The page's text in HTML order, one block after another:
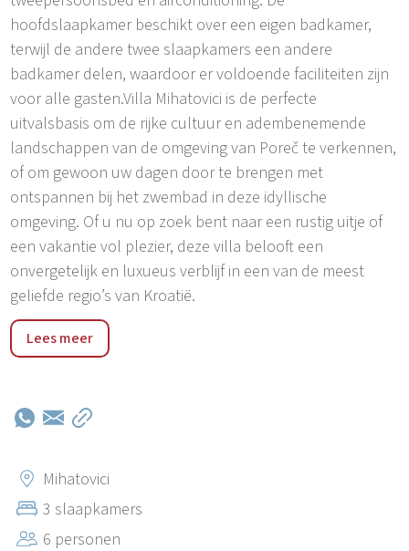
hoofdslaapkamer beschikt over een eigen badkamer,
terwijl de andere twee slaapkamers een andere
badkamer delen, waardoor er voldoende faciliteiten zijn
voor alle gasten.Villa Mihatovici is de perfecte
uitvalsbasis om de rijke cultuur en adembenemende
landschappen van de omgeving van Poreč te verkennen,
of om gewoon uw dagen door te brengen met
ontspannen bij het zwembad in deze idyllische
omgeving. Of u nu op zoek bent naar een rustig uitje of
een vakantie vol plezier, deze villa belooft een
onvergetelijk en luxueus verblijf in een van de meest
geliefde regio’s van Kroatië.
Mihatovici is een schilderachtig dorpje op slechts een
klein eindje rijden van de bruisende stad Poreč (5 km) en
authentieke indruk van het plattelandsleven in Kroatië.
gemakkelijk toegang tot het bruisende nachtleven, de
historische bezienswaardigheden en de prachtige
stranden van een van de populairste kustplaatsen van
Istrië, waardoor Mihatovici een ideale locatie is voor wie
Lees meer
Mihatovici
3 slaapkamers
6 personen